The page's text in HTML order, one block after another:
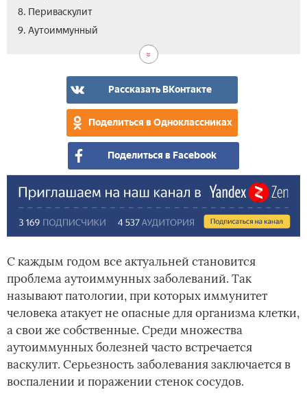
8. Периваскулит
9. Аутоиммунный­
Рассказать ВКонтакте
Поделиться в Одноклассниках
Поделиться в Facebook
С каждым годом все актуальней становится
проблема аутоиммунных заболеваний. Так
называют патологии, при которых иммунитет
человека атакует не опасные для организма клетки,
а свои же собственные. Среди множества
аутоиммунных болезней часто встречается
васкулит. Серьезность заболевания заключается в
воспалении и поражении стенок сосудов.